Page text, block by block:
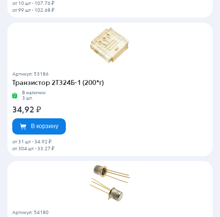
от 10 шт - 107.76 ₽
от 99 шт - 102.68 ₽
Артикул: 53186
Транзистор 2Т324Б-1 (200*г)
В наличии
3 шт.
34,92 ₽
В корзину
от 31 шт - 34.92 ₽
от 304 шт - 33.27 ₽
Артикул: 54180